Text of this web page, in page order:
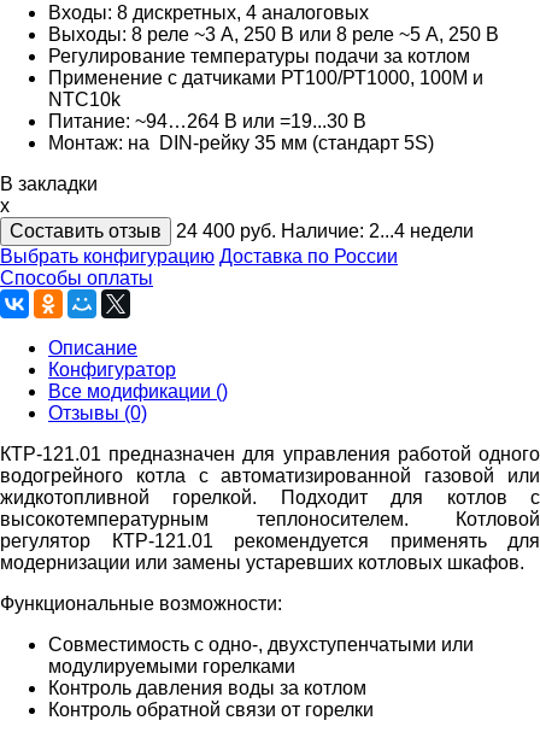
Входы: 8 дискретных, 4 аналоговых
Выходы: 8 реле ~3 А, 250 В или 8 реле ~5 А, 250 В
Регулирование температуры подачи за котлом
Применение с датчиками РТ100/РТ1000, 100М и
NTC10k
Питание: ~94…264 В или =19...30 В
Монтаж: на DIN-рейку 35 мм (стандарт 5S)
В закладки
x
Составить отзыв
24 400 руб. Наличие: 2...4 недели
Выбрать конфигурацию Доставка по России
Способы оплаты
Описание
Конфигуратор
Все модификации ()
Отзывы (0)
КТР-121.01 предназначен для управления работой одного
водогрейного котла с автоматизированной газовой или
жидкотопливной горелкой. Подходит для котлов с
высокотемпературным теплоносителем. Котловой
регулятор КТР-121.01 рекомендуется применять для
модернизации или замены устаревших котловых шкафов.
Функциональные возможности:
Совместимость с одно-, двухступенчатыми или
модулируемыми горелками
Контроль давления воды за котлом
Контроль обратной связи от горелки